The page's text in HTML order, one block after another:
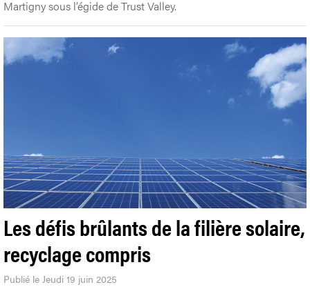
Martigny sous l’égide de Trust Valley.
Les défis brûlants de la filière solaire,
recyclage compris
Publié le Jeudi 19 juin 2025